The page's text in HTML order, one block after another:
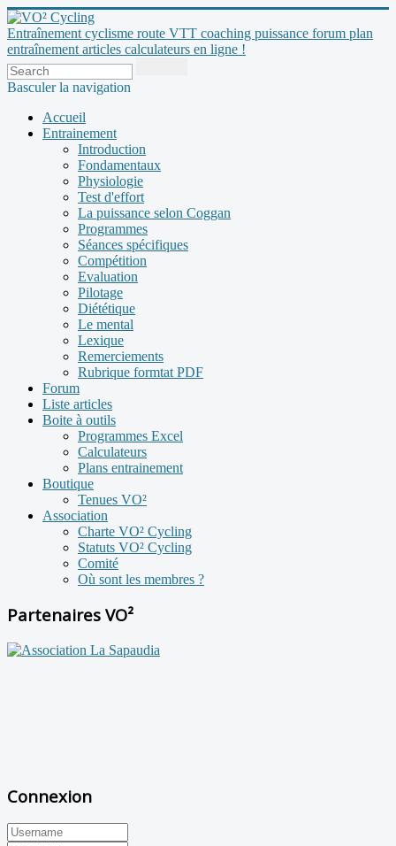
Entraînement cyclisme route VTT coaching puissance forum plan
entraînement articles calculateurs en ligne !
Basculer la navigation
Accueil
Entrainement
Introduction
Fondamentaux
Physiologie
Test d'effort
La puissance selon Coggan
Programmes
Séances spécifiques
Compétition
Evaluation
Pilotage
Diététique
Le mental
Lexique
Remerciements
Rubrique formtat PDF
Forum
Liste articles
Boite à outils
Programmes Excel
Calculateurs
Plans entrainement
Boutique
Tenues VO²
Association
Charte VO² Cycling
Statuts VO² Cycling
Comité
Où sont les membres ?
Partenaires VO²
Connexion